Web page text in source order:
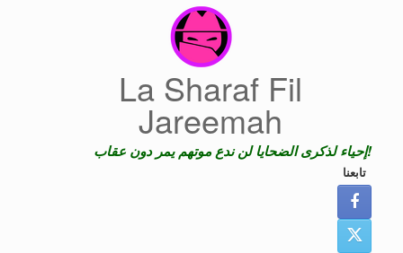
La Sharaf Fil
Jareemah
إحياء لذكرى الضحايا لن ندع موتهم يمر دون عقاب!
تابعنا